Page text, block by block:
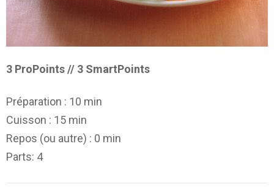
3 ProPoints // 3 SmartPoints
Préparation : 10 min
Cuisson : 15 min
Repos (ou autre) : 0 min
Parts: 4